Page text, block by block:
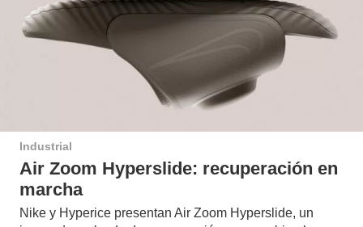
Industrial
Air Zoom Hyperslide: recuperación en
marcha
Nike y Hyperice presentan Air Zoom Hyperslide, un